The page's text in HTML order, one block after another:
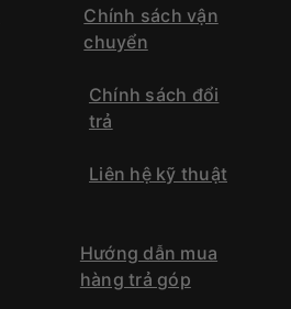
Chính sách vận
chuyển
Chính sách đổi
trả
Liên hệ kỹ thuật
Hướng dẫn mua
hàng trả góp